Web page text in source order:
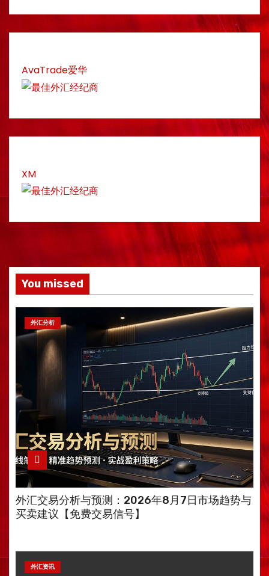
AvaTrade爱华
XM
You missed
外汇分析
外汇交易分析与预测：2026年8月7日市场趋势与
买卖建议【免费交易信号】
外汇资讯